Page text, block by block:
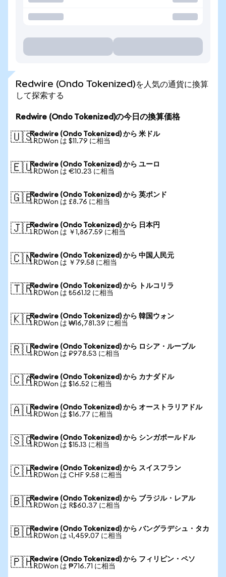
Redwire (Ondo Tokenized)を人気の通貨に換算
して探索する
Redwire (Ondo Tokenized)の今日の換算価格
🇺🇸Redwire (Ondo Tokenized) から 米ドル
1 RDWon は $11.79 に相当
🇪🇺Redwire (Ondo Tokenized) から ユーロ
1 RDWon は €10.23 に相当
🇬🇧Redwire (Ondo Tokenized) から 英ポンド
1 RDWon は £8.76 に相当
🇯🇵Redwire (Ondo Tokenized) から 日本円
1 RDWon は ￥1,867.59 に相当
🇨🇳Redwire (Ondo Tokenized) から 中国人民元
1 RDWon は ￥79.58 に相当
🇹🇷Redwire (Ondo Tokenized) から トルコリラ
1 RDWon は ₺561.12 に相当
🇰🇷Redwire (Ondo Tokenized) から 韓国ウォン
1 RDWon は ₩16,781.39 に相当
🇷🇺Redwire (Ondo Tokenized) から ロシア・ルーブル
1 RDWon は ₽978.53 に相当
🇨🇦Redwire (Ondo Tokenized) から カナダドル
1 RDWon は $16.52 に相当
🇦🇺Redwire (Ondo Tokenized) から オーストラリアドル
1 RDWon は $16.77 に相当
🇸🇬Redwire (Ondo Tokenized) から シンガポールドル
1 RDWon は $15.13 に相当
🇨🇭Redwire (Ondo Tokenized) から スイスフラン
1 RDWon は CHF 9.58 に相当
🇧🇷Redwire (Ondo Tokenized) から ブラジル・レアル
1 RDWon は R$60.37 に相当
🇧🇩Redwire (Ondo Tokenized) から バングラデシュ・タカ
1 RDWon は ৳1,459.07 に相当
🇵🇭Redwire (Ondo Tokenized) から フィリピン・ペソ
1 RDWon は ₱716.71 に相当